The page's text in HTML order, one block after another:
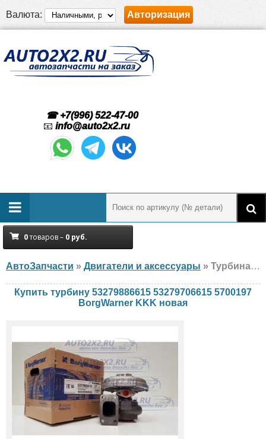
Валюта: Авторизация
☎ +7(996) 522-47-00
📧 info@auto2x2.ru
0товаров – 0 руб.
АвтоЗапчасти » Двигатели и аксессуары » Турбина BorgWarner KKK 53279886615 53279706615 5700197 Liebherr, новая
Купить турбину 53279886615 53279706615 5700197
BorgWarner KKK новая